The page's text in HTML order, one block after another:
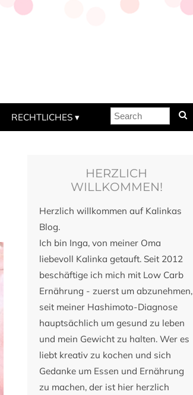
RECHTLICHES
HERZLICH
WILLKOMMEN!
Herzlich willkommen auf Kalinkas
Blog.
Ich bin Inga, von meiner Oma
liebevoll Kalinka getauft. Seit 2012
beschäftige ich mich mit Low Carb
Ernährung - zuerst um abzunehmen,
seit meiner Hashimoto-Diagnose
hauptsächlich um gesund zu leben
und mein Gewicht zu halten. Wer es
liebt kreativ zu kochen und sich
Gedanke um Essen und Ernährung
zu machen, der ist hier herzlich